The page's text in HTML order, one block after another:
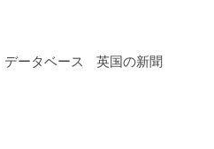
データベース 英国の新聞